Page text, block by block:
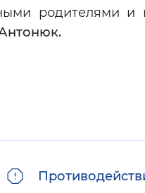
родителями и